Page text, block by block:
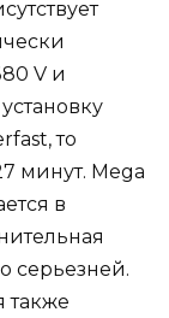
V и
то
минут. Mega
в
серьезней.
также